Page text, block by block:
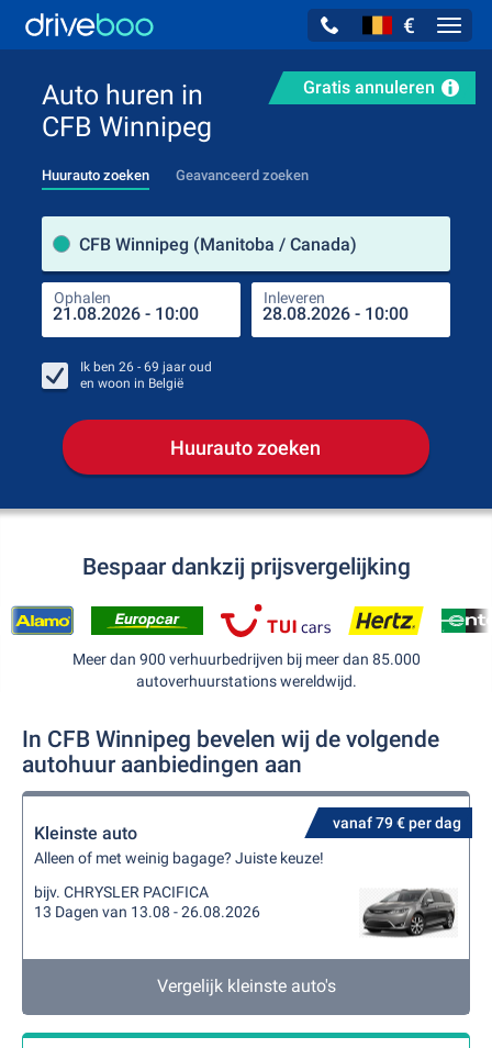
€
Gratis annuleren
Auto huren in
CFB Winnipeg
Huurauto zoeken Geavanceerd zoeken
CFB Winnipeg (Manitoba / Canada)
Ophalen Inleveren
Ik ben 26 - 69 jaar oud
en woon in België
Huurauto zoeken
Bespaar dankzij prijsvergelijking
Meer dan 900 verhuurbedrijven bij meer dan 85.000
autoverhuurstations wereldwijd.
In CFB Winnipeg bevelen wij de volgende
autohuur aanbiedingen aan
vanaf 79 € per dag
Kleinste auto
Alleen of met weinig bagage? Juiste keuze!
bijv. CHRYSLER PACIFICA
13 Dagen van 13.08 - 26.08.2026
Vergelijk kleinste auto's